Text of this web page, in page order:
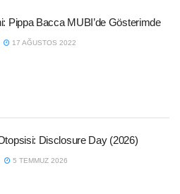
Pippa Bacca MUBI’de Gösterimde
17 AĞUSTOS 2022
Disclosure Day (2026)
5 TEMMUZ 2026